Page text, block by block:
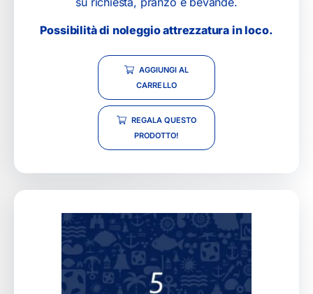
Possibilità di noleggio attrezzatura in loco.
AGGIUNGI AL
CARRELLO
REGALA QUESTO
PRODOTTO!